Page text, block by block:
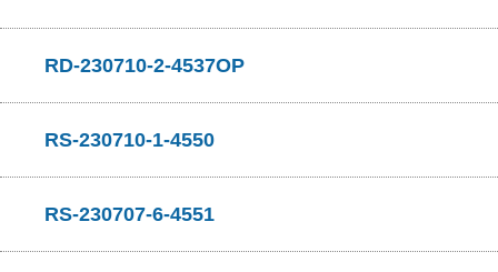
RD-230710-2-4537OP
RS-230710-1-4550
RS-230707-6-4551